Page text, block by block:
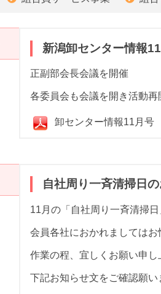
新潟卸センター情報
正副部会長会議を開催
各委員会も会議を開き活動再
卸センター情報11月号
自社周り一斉清掃日の
11月の「自社周り一斉清掃
会員各社におかれましてはお
作業の程、宜しくお願い申し
下記お知らせ文をご確認願い